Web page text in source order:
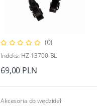
(0)
Indeks: HZ-13700-BL
69,00 PLN
Akcesoria do wędzideł